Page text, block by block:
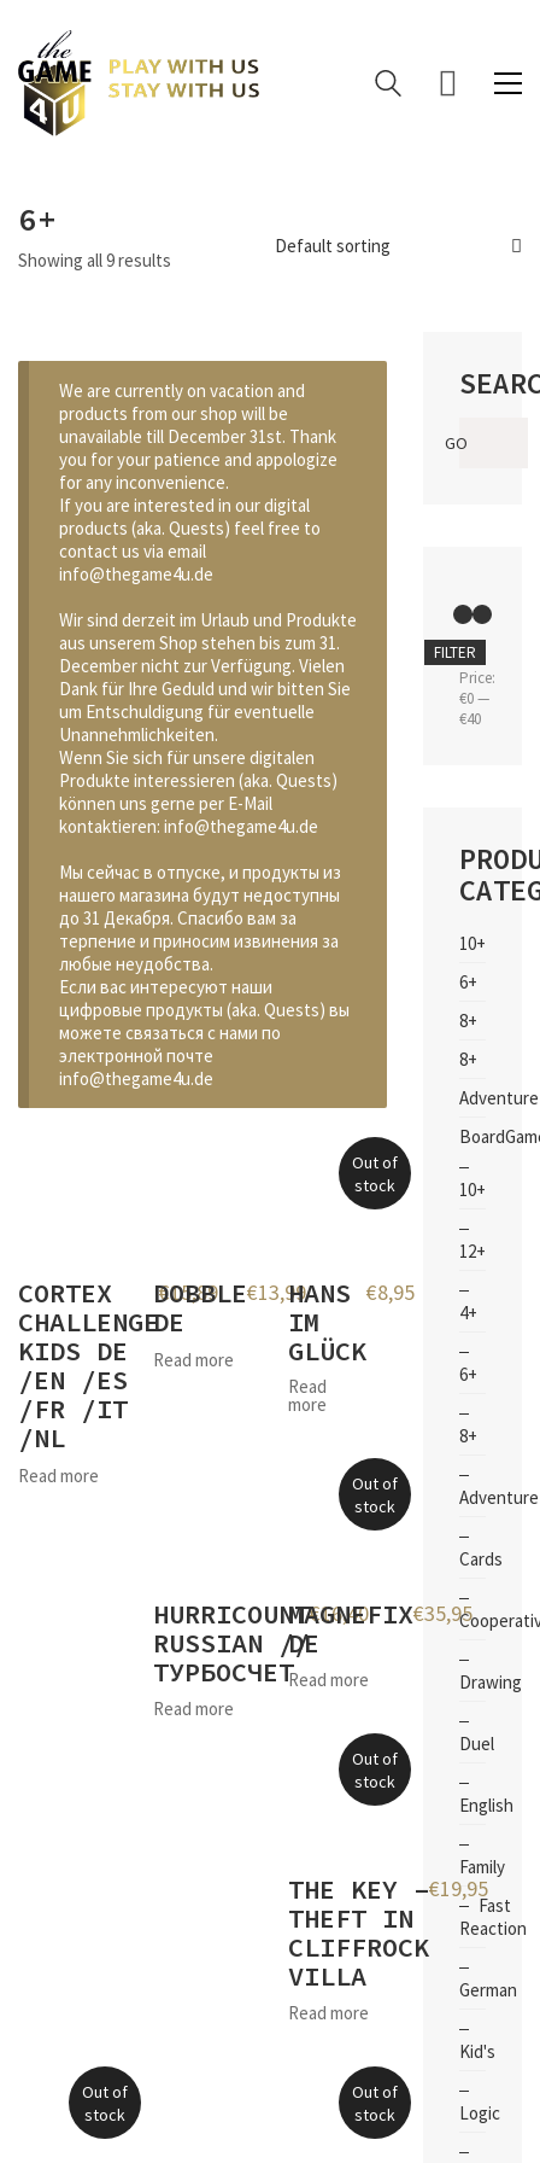
6+
Showing all 9 results
Default sorting
We are currently on vacation and
products from our shop will be
unavailable till December 31st. Thank
you for your patience and appologize
for any inconvenience.
If you are interested in our digital
products (aka. Quests) feel free to
contact us via email
info@thegame4u.de
Wir sind derzeit im Urlaub und Produkte
aus unserem Shop stehen bis zum 31.
December nicht zur Verfügung. Vielen
Dank für Ihre Geduld und wir bitten Sie
um Entschuldigung für eventuelle
Unannehmlichkeiten.
Wenn Sie sich für unsere digitalen
Produkte interessieren (aka. Quests)
können uns gerne per E-Mail
kontaktieren: info@thegame4u.de
Мы сейчас в отпуске, и продукты из
нашего магазина будут недоступны
до 31 Декабря. Спасибо вам за
терпение и приносим извинения за
любые неудобства.
Если вас интересуют наши
цифровые продукты (aka. Quests) вы
можете связаться с нами по
электронной почте
info@thegame4u.de
CORTEX
CHALLENGE
KIDS DE
/EN /ES
/FR /IT
/NL
Read more
€15,89
DOBBLE
DE
Read more
€13,99
Out of
stock
HANS
IM
GLÜCK
Read
more
€8,95
HURRICOUNT
RUSSIAN //
ТУРБОСЧЕТ
Read more
€16,40
Out of
stock
MAGNEFIX
DE
Read more
€35,95
Out of
stock
THE KEY –
THEFT IN
CLIFFROCK
VILLA
Read more
€19,95
Out of
stock
Out of
stock
for:
GO
Min
price
Max
price
FILTER
Price:
€0—
€40
10+
6+
8+
8+
Adventure
10+
12+
4+
6+
8+
Adventure
Cards
Drawing
Duel
English
Family
Fast
Reaction
German
Kid's
Logic